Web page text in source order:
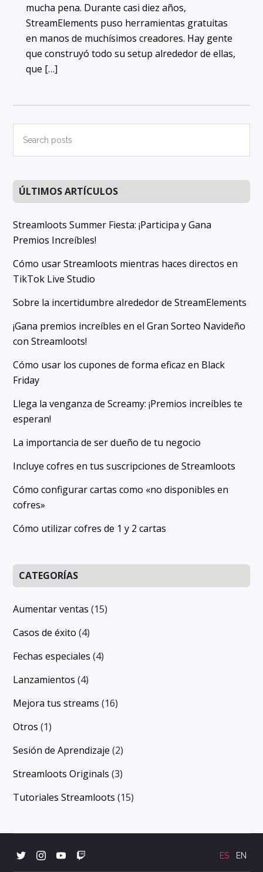
mucha pena. Durante casi diez años,
StreamElements puso herramientas gratuitas
en manos de muchísimos creadores. Hay gente
que construyó todo su setup alrededor de ellas,
que […]
Primary
Sidebar
posts
ÚLTIMOS ARTÍCULOS
Streamloots Summer Fiesta: ¡Participa y Gana
Premios Increíbles!
Cómo usar Streamloots mientras haces directos en
TikTok Live Studio
Sobre la incertidumbre alrededor de StreamElements
¡Gana premios increíbles en el Gran Sorteo Navideño
con Streamloots!
Cómo usar los cupones de forma eficaz en Black
Friday
Llega la venganza de Screamy: ¡Premios increíbles te
esperan!
La importancia de ser dueño de tu negocio
Incluye cofres en tus suscripciones de Streamloots
Cómo configurar cartas como «no disponibles en
cofres»
Cómo utilizar cofres de 1 y 2 cartas
CATEGORÍAS
Aumentar ventas (15)
Casos de éxito (4)
Fechas especiales (4)
Lanzamientos (4)
Mejora tus streams (16)
Otros (1)
Sesión de Aprendizaje (2)
Streamloots Originals (3)
Tutoriales Streamloots (15)
ES EN